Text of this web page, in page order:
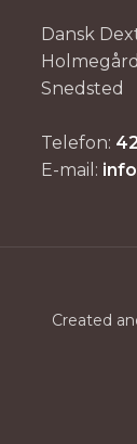
Dansk
Snedsted
Telefon:
E-mail: ​
Created